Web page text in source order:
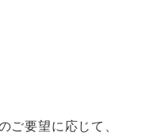
ご要望に応じて、